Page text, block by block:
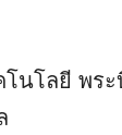
นโลยี พร